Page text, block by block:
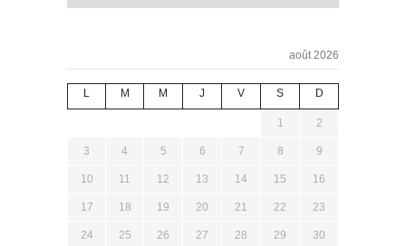
août 2026
L M M J V S D
1 2
3 4 5 6 7 8 9
10 11 12 13 14 15 16
17 18 19 20 21 22 23
24 25 26 27 28 29 30